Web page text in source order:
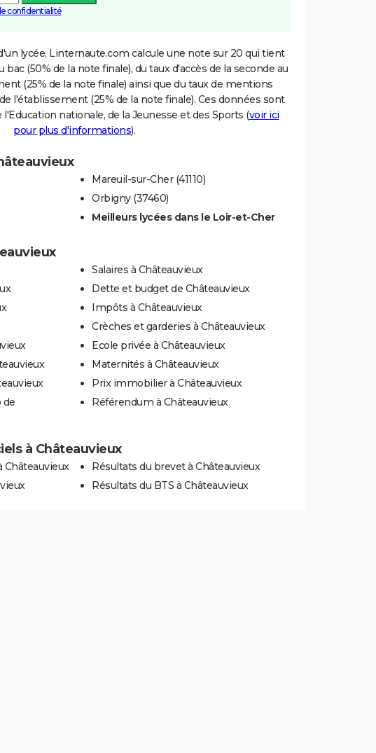
confidentialité
lycée, Linternaute.com calcule une note sur 20 qui tient
(50% de la note finale), du taux d'accès de la seconde au
(25% de la note finale) ainsi que du taux de mentions
l'établissement (25% de la note finale). Ces données sont
nationale, de la Jeunesse et des Sports (voir ici
pour plus d'informations).
Mareuil-sur-Cher (41110)
Orbigny (37460)
Meilleurs lycées dans le Loir-et-Cher
de
Salaires à Châteauvieux
Dette et budget de Châteauvieux
Impôts à Châteauvieux
Crèches et garderies à Châteauvieux
Ecole privée à Châteauvieux
Maternités à Châteauvieux
Prix immobilier à Châteauvieux
Référendum à Châteauvieux
à Châteauvieux
Châteauvieux
Résultats du brevet à Châteauvieux
Résultats du BTS à Châteauvieux